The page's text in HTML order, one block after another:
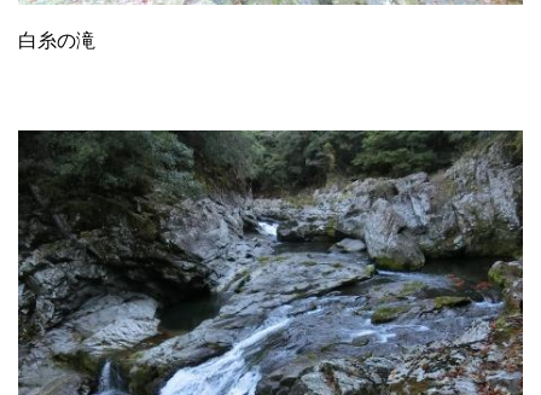
白糸の滝